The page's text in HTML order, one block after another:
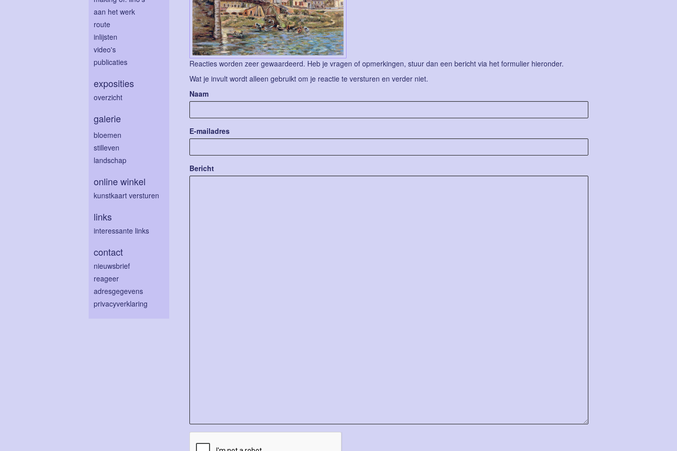
Reacties worden zeer gewaardeerd. Heb je vragen of opmerkingen, stuur dan een bericht via het formulier hieronder.
Wat je invult wordt alleen gebruikt om je reactie te versturen en verder niet.
Naam
E-mailadres
Bericht
aan het werk
route
inlijsten
video's
publicaties
exposities
overzicht
galerie
bloemen
stilleven
landschap
online winkel
kunstkaart versturen
links
interessante links
contact
nieuwsbrief
reageer
adresgegevens
privacyverklaring